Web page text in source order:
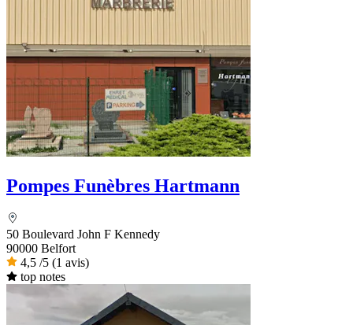
Pompes Funèbres Hartmann
50 Boulevard John F Kennedy
90000 Belfort
4,5 /5 (1 avis)
top notes